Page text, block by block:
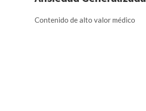
Contenido de alto valor médico